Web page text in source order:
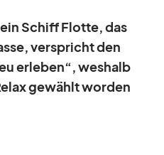
Schiff Flotte, das
ver­spricht den
er­le­ben“, wes­halb
ge­wählt wor­den